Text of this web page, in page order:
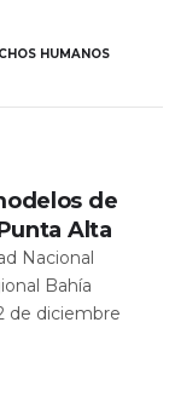
HUMANOS
de
Alta
Nacional
Bahía
de diciembre